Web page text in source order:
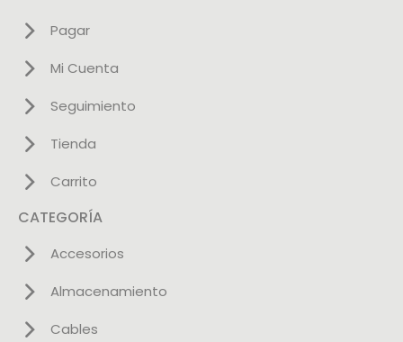
Pagar
Mi Cuenta
Seguimiento
Tienda
Carrito
CATEGORÍA
Accesorios
Almacenamiento
Cables